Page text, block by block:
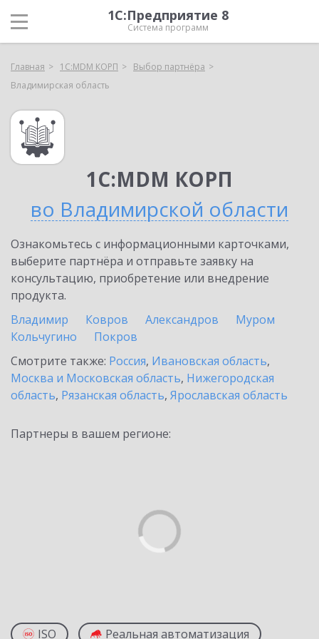
1С:Предприятие 8
Система программ
Главная 1С:MDM КОРП
Выбор партнёра
Владимирская область
1С:MDM КОРП
во Владимирской области
Ознакомьтесь с информационными карточками,
выберите партнёра и отправьте заявку на
консультацию, приобретение или внедрение
продукта.
Владимир
Ковров Александров
Муром
Кольчугино
Покров
Смотрите также: Россия, Ивановская область,
Москва и Московская область, Нижегородская
область, Рязанская область, Ярославская область
Партнеры в вашем регионе:
ISO Реальная автоматизация